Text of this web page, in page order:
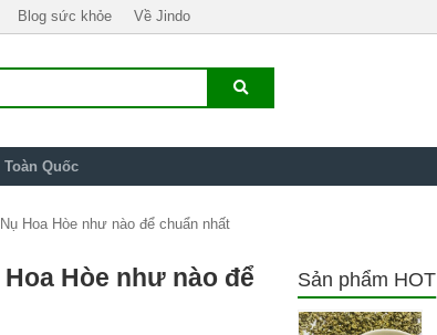
Blog sức khỏe Về Jindo
Quốc
Hoa Hòe như nào để chuẩn nhất
Hòe như nào để
Sản phẩm HOT